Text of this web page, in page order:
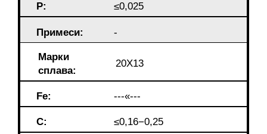
P: ≤0,025
Примеси: -
Марки
сплава:
20Х13
Fe: ---«---
C: ≤0,16−0,25